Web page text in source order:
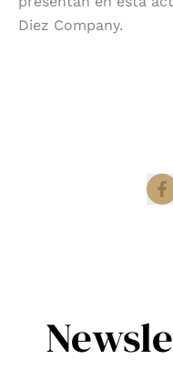
Diez Company.